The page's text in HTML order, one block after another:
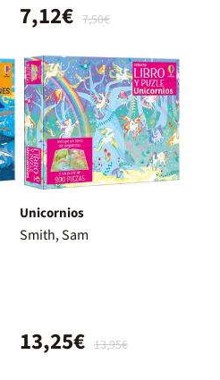
7,50€
7,12€
Unicornios
Smith, Sam
13,95€
13,25€